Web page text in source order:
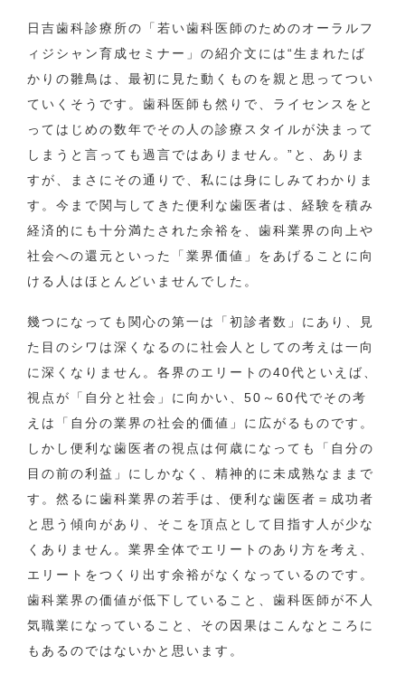
日吉歯科診療所の「若い歯科医師のためのオーラルフ
ィジシャン育成セミナー」の紹介文には“生まれたば
かりの雛鳥は、最初に見た動くものを親と思ってつい
ていくそうです。歯科医師も然りで、ライセンスをと
ってはじめの数年でその人の診療スタイルが決まって
しまうと言っても過言ではありません。”と、ありま
すが、まさにその通りで、私には身にしみてわかりま
す。今まで関与してきた便利な歯医者は、経験を積み
経済的にも十分満たされた余裕を、歯科業界の向上や
社会への還元といった「業界価値」をあげることに向
ける人はほとんどいませんでした。
幾つになっても関心の第一は「初診者数」にあり、見
た目のシワは深くなるのに社会人としての考えは一向
に深くなりません。各界のエリートの40代といえば、
視点が「自分と社会」に向かい、50～60代でその考
えは「自分の業界の社会的価値」に広がるものです。
しかし便利な歯医者の視点は何歳になっても「自分の
目の前の利益」にしかなく、精神的に未成熟なままで
す。然るに歯科業界の若手は、便利な歯医者＝成功者
と思う傾向があり、そこを頂点として目指す人が少な
くありません。業界全体でエリートのあり方を考え、
エリートをつくり出す余裕がなくなっているのです。
歯科業界の価値が低下していること、歯科医師が不人
気職業になっていること、その因果はこんなところに
もあるのではないかと思います。